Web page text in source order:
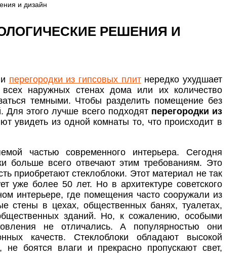
и дизайн
РЕШЕНИЯ И
перегородки из гипсовых плитнередко ухудшает
наружных стенах дома или их количество
темными. Чтобы разделить помещение без
этого лучше всего подходят перегородки из
увидеть из одной комнаты то, что происходит в
частью современного интерьера. Сегодня
больше всего отвечают этим требованиям. Это
приобретают стеклоблоки. Этот материал не так
уже более 50 лет. Но в архитектуре советского
интерьере, где помещения часто сооружали из
стены в цехах, общественных банях, туалетах,
зданий. Но, к сожалению, особыми
не отличались. А популярностью они
качеств. Стеклоблоки обладают высокой
не боятся влаги и прекрасно пропускают свет,